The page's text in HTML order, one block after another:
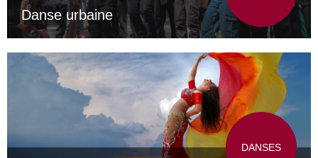
Danse urbaine
DANSES